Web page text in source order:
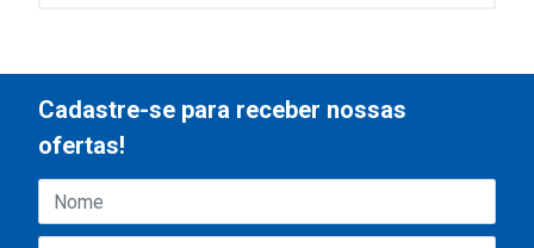
Cadastre-se para receber nossas
ofertas!